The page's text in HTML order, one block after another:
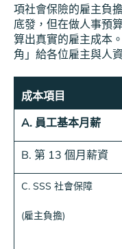
項社會保險的雇主負
底發，但在做人事預
算出真實的雇主成本
角」給各位雇主與人
成本項目
A. 員工基本月薪
B. 第 13 個月薪資
C. SSS 社會保障
(雇主負擔)